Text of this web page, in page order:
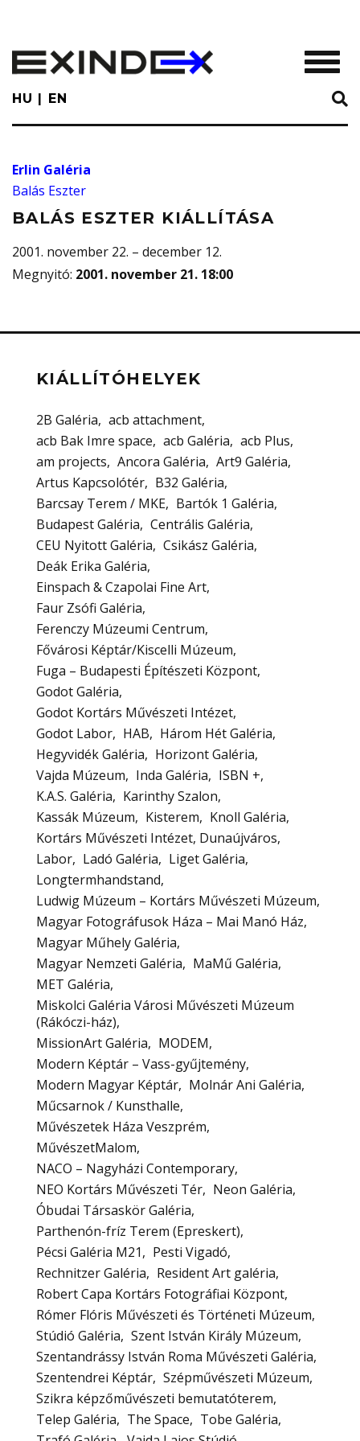
main
content
HU EN
Erlin Galéria
Balás Eszter
BALÁS ESZTER KIÁLLÍTÁSA
2001. november 22. – december 12.
Megnyitó: 2001. november 21. 18:00
KIÁLLÍTÓHELYEK
2B Galéria
acb attachment
acb Bak Imre space
acb Galéria
acb Plus
am projects
Ancora Galéria
Art9 Galéria
Artus Kapcsolótér
B32 Galéria
Barcsay Terem / MKE
Bartók 1 Galéria
Budapest Galéria
Centrális Galéria
CEU Nyitott Galéria
Csikász Galéria
Deák Erika Galéria
Einspach & Czapolai Fine Art
Faur Zsófi Galéria
Ferenczy Múzeumi Centrum
Fővárosi Képtár/Kiscelli Múzeum
Fuga – Budapesti Építészeti Központ
Godot Galéria
Godot Kortárs Művészeti Intézet
Godot Labor
HAB
Három Hét Galéria
Hegyvidék Galéria
Horizont Galéria
Vajda Múzeum
Inda Galéria
ISBN +
K.A.S. Galéria
Karinthy Szalon
Kassák Múzeum
Kisterem
Knoll Galéria
Kortárs Művészeti Intézet, Dunaújváros
Labor
Ladó Galéria
Liget Galéria
Longtermhandstand
Ludwig Múzeum – Kortárs Művészeti Múzeum
Magyar Fotográfusok Háza – Mai Manó Ház
Magyar Műhely Galéria
Magyar Nemzeti Galéria
MaMű Galéria
MET Galéria
Miskolci Galéria Városi Művészeti Múzeum
(Rákóczi-ház)
MissionArt Galéria
MODEM
Modern Képtár – Vass-gyűjtemény
Modern Magyar Képtár
Molnár Ani Galéria
Műcsarnok / Kunsthalle
Művészetek Háza Veszprém
MűvészetMalom
NACO – Nagyházi Contemporary
NEO Kortárs Művészeti Tér
Neon Galéria
Óbudai Társaskör Galéria
Parthenón-fríz Terem (Epreskert)
Pécsi Galéria M21
Pesti Vigadó
Rechnitzer Galéria
Resident Art galéria
Robert Capa Kortárs Fotográfiai Központ
Rómer Flóris Művészeti és Történeti Múzeum
Stúdió Galéria
Szent István Király Múzeum
Szentandrássy István Roma Művészeti Galéria
Szentendrei Képtár Szépművészeti Múzeum
Szikra képzőművészeti bemutatóterem
Telep Galéria
The Space
Tobe Galéria